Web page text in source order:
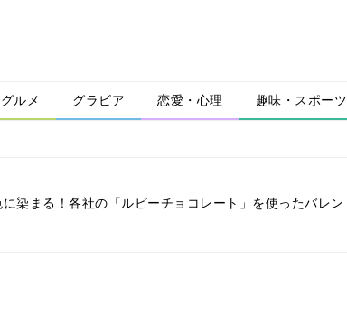
ルメ グラビア 恋愛・心理 趣味・スポーツ
染まる！各社の「ルビーチョコレート」を使ったバレン